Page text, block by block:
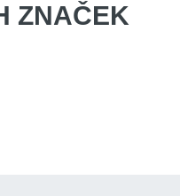
ZNAČEK